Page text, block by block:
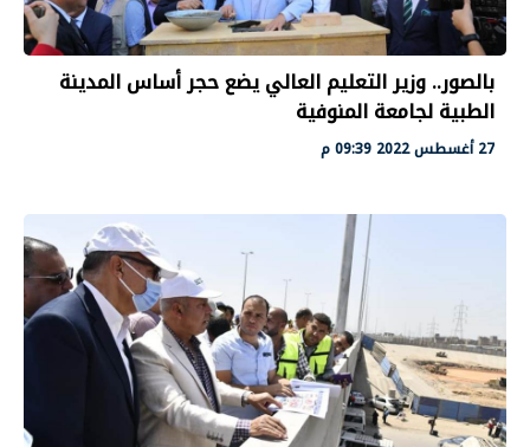
بالصور.. وزير التعليم العالي يضع حجر أساس المدينة
الطبية لجامعة المنوفية
27 أغسطس 2022 09:39 م